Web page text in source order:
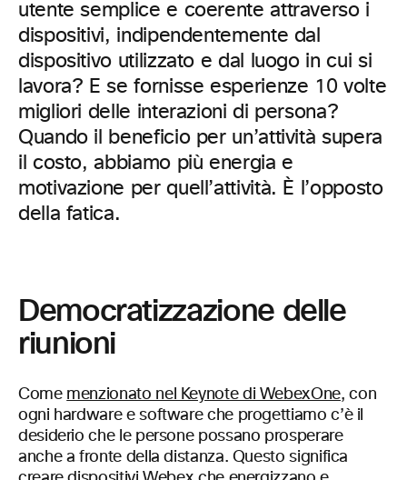
utente semplice e coerente attraverso i
dispositivi, indipendentemente dal
dispositivo utilizzato e dal luogo in cui si
lavora? E se fornisse esperienze 10 volte
migliori delle interazioni di persona?
Quando il beneficio per un’attività supera
il costo, abbiamo più energia e
motivazione per quell’attività. È l’opposto
della fatica.
Democratizzazione delle
riunioni
Come menzionato nel Keynote di WebexOne, con
ogni hardware e software che progettiamo c’è il
desiderio che le persone possano prosperare
anche a fronte della distanza. Questo significa